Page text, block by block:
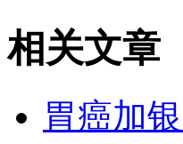
相关文章
胃癌加